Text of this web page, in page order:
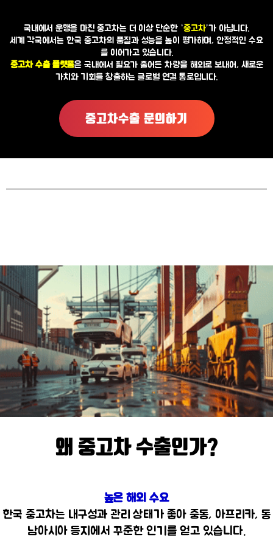
국내에서 운행을 마친 중고차는 더 이상 단순한 ‘중고차’가 아닙니다.
세계 각국에서는 한국 중고차의 품질과 성능을 높이 평가하며, 안정적인 수요
를 이어가고 있습니다.
중고차 수출 플랫폼은 국내에서 필요가 줄어든 차량을 해외로 보내어, 새로운
가치와 기회를 창출하는 글로벌 연결 통로입니다.
중고차수출 문의하기
왜 중고차 수출인가?
높은 해외 수요
한국 중고차는 내구성과 관리 상태가 좋아 중동, 아프리카, 동
남아시아 등지에서 꾸준한 인기를 얻고 있습니다.